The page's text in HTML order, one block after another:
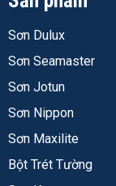
Sơn Dulux
Sơn Seamaster
Sơn Jotun
Sơn Nippon
Sơn Maxilite
Bột Trét Tường